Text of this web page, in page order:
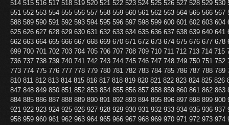
514 515 516 517 518 519 520 521 522 523 524 525 526 527 528 529 530
551 552 553 554 555 556 557 558 559 560 561 562 563 564 565 566 567
588 589 590 591 592 593 594 595 596 597 598 599 600 601 602 603 604
625 626 627 628 629 630 631 632 633 634 635 636 637 638 639 640 641
662 663 664 665 666 667 668 669 670 671 672 673 674 675 676 677 678
699 700 701 702 703 704 705 706 707 708 709 710 711 712 713 714 715
736 737 738 739 740 741 742 743 744 745 746 747 748 749 750 751 752
773 774 775 776 777 778 779 780 781 782 783 784 785 786 787 788 789
810 811 812 813 814 815 816 817 818 819 820 821 822 823 824 825 826
847 848 849 850 851 852 853 854 855 856 857 858 859 860 861 862 863
884 885 886 887 888 889 890 891 892 893 894 895 896 897 898 899 900
921 922 923 924 925 926 927 928 929 930 931 932 933 934 935 936 937
958 959 960 961 962 963 964 965 966 967 968 969 970 971 972 973 974